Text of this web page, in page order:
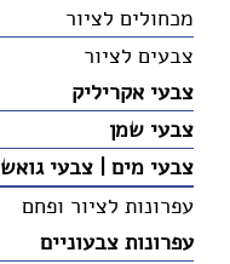
מכחולים לציור
צבעים לציור
צבעי אקריליק
צבעי שמן
צבעי מים | צבעי גואש
עפרונות לציור ופחם
עפרונות צבעוניים